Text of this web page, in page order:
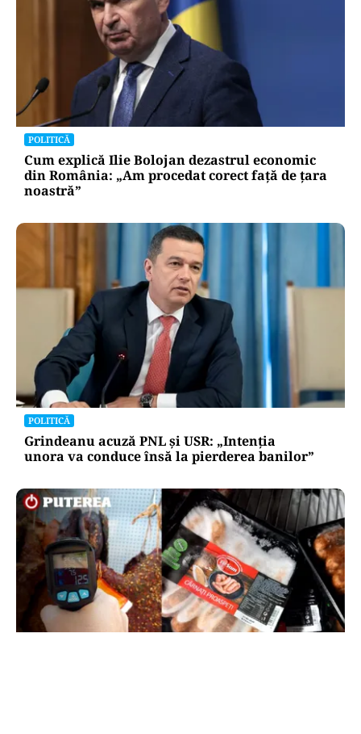
POLITICĂ
Cum explică Ilie Bolojan dezastrul economic
din România: „Am procedat corect față de țara
noastră”
POLITICĂ
Grindeanu acuză PNL și USR: „Intenția
unora va conduce însă la pierderea banilor”